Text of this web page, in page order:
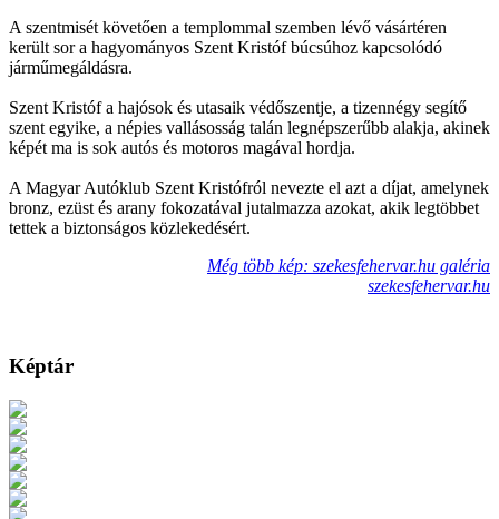
A szentmisét követően a templommal szemben lévő vásártéren
került sor a hagyományos Szent Kristóf búcsúhoz kapcsolódó
járműmegáldásra.
Szent Kristóf a hajósok és utasaik védőszentje, a tizennégy segítő
szent egyike, a népies vallásosság talán legnépszerűbb alakja, akinek
képét ma is sok autós és motoros magával hordja.
A Magyar Autóklub Szent Kristófról nevezte el azt a díjat, amelynek
bronz, ezüst és arany fokozatával jutalmazza azokat, akik legtöbbet
tettek a biztonságos közlekedésért.
Még több kép: szekesfehervar.hu galéria
szekesfehervar.hu
Képtár